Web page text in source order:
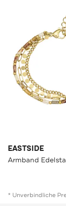
EASTSIDE
Armband
* Unverbindliche